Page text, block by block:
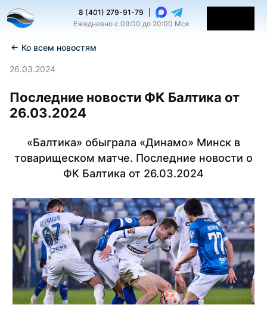
8 (401) 279-91-79
Ежедневно с 09:00 до 20:00 Мск
← Ко всем новостям
26.03.2024
Последние новости ФК Балтика от
26.03.2024
«Балтика» обыграла «Динамо» Минск в
товарищеском матче. Последние новости о
ФК Балтика от 26.03.2024